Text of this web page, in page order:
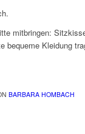
mitbringen:
bequeme Kleidung
BARBARA HOMBACH